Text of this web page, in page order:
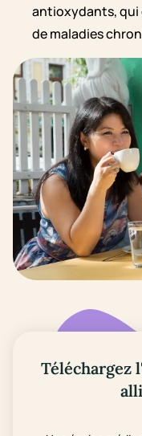
antioxydants, qui
de maladies
Téléchargez